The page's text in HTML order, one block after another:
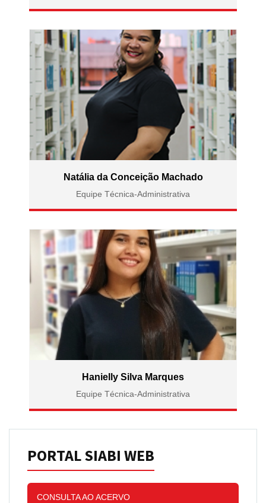
Natália da Conceição Machado
Equipe Técnica-Administrativa
Hanielly Silva Marques
Equipe Técnica-Administrativa
PORTAL SIABI WEB
CONSULTA AO ACERVO